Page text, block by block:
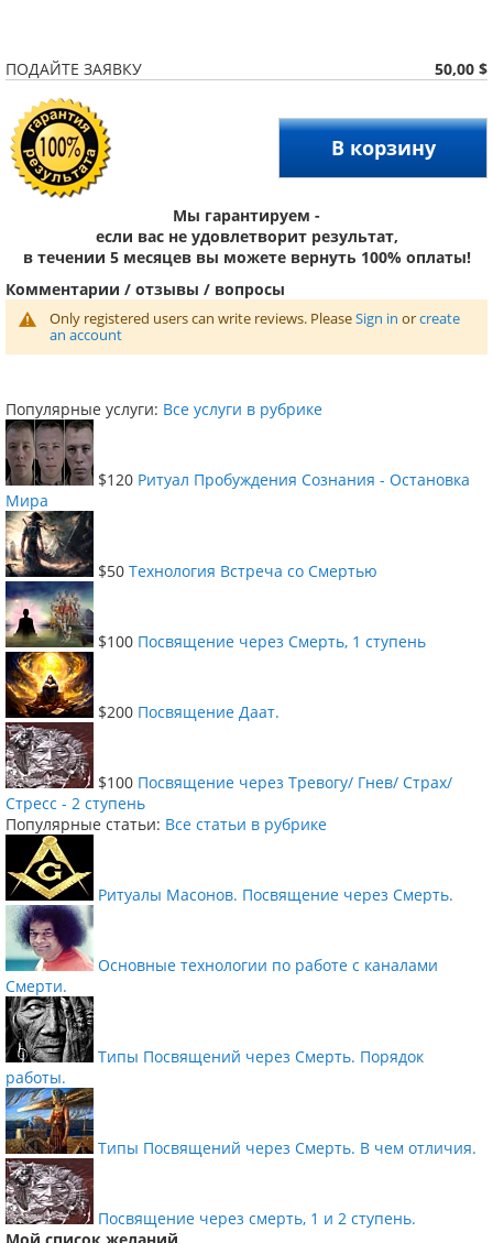
ПОДАЙТЕ ЗАЯВКУ 50,00 $
В корзину
Мы гарантируем -
если вас не удовлетворит результат,
в течении 5 месяцев вы можете вернуть 100% оплаты!
Комментарии / отзывы / вопросы
Only registered users can write reviews. PleaseSign in orcreate
an account
Популярные услуги: Все услуги в рубрике
$120 Ритуал Пробуждения Сознания - Остановка
Мира
$50 Технология Встреча со Смертью
$100 Посвящение через Смерть, 1 ступень
$200 Посвящение Даат.
$100 Посвящение через Тревогу/ Гнев/ Страх/
Стресс - 2 ступень
Популярные статьи: Все статьи в рубрике
Ритуалы Масонов. Посвящение через Смерть.
Основные технологии по работе с каналами
Смерти.
Типы Посвящений через Смерть. Порядок
работы.
Типы Посвящений через Смерть. В чем отличия.
Посвящение через смерть, 1 и 2 ступень.